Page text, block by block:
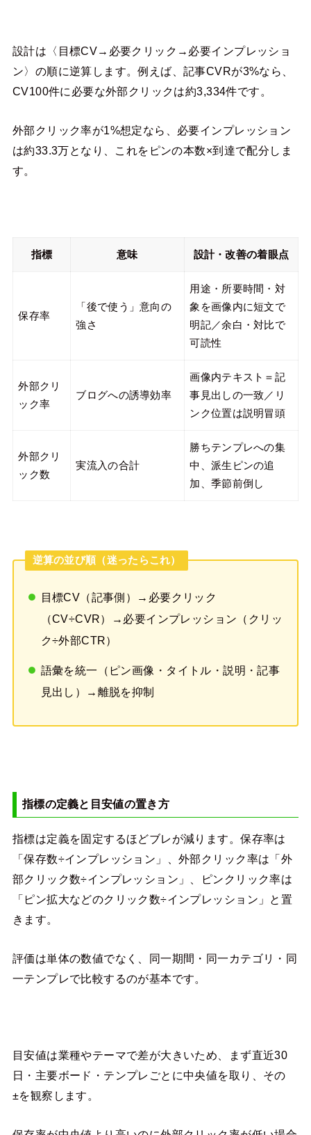
設計は〈目標CV→必要クリック→必要インプレッショ
ン〉の順に逆算します。例えば、記事CVRが3%なら、
CV100件に必要な外部クリックは約3,334件です。
外部クリック率が1%想定なら、必要インプレッション
は約33.3万となり、これをピンの本数×到達で配分しま
す。
指標 意味 設計・改善の着眼点
保存率
「後で使う」意向の
強さ
用途・所要時間・対
象を画像内に短文で
明記／余白・対比で
可読性
外部クリ
ック率
ブログへの誘導効率
画像内テキスト＝記
事見出しの一致／リ
ンク位置は説明冒頭
外部クリ
ック数
実流入の合計
勝ちテンプレへの集
中、派生ピンの追
加、季節前倒し
逆算の並び順（迷ったらこれ）
目標CV（記事側）→必要クリック
（CV÷CVR）→必要インプレッション（クリッ
ク÷外部CTR）
語彙を統一（ピン画像・タイトル・説明・記事
見出し）→離脱を抑制
指標の定義と目安値の置き方
指標は定義を固定するほどブレが減ります。保存率は
「保存数÷インプレッション」、外部クリック率は「外
部クリック数÷インプレッション」、ピンクリック率は
「ピン拡大などのクリック数÷インプレッション」と置
きます。
評価は単体の数値でなく、同一期間・同一カテゴリ・同
一テンプレで比較するのが基本です。
目安値は業種やテーマで差が大きいため、まず直近30
日・主要ボード・テンプレごとに中央値を取り、その
±を観察します。